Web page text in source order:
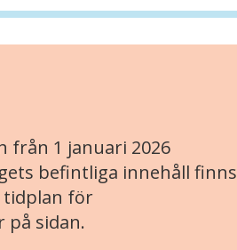
från 1 januari 2026
befintliga innehåll finns
tidplan för
sidan.